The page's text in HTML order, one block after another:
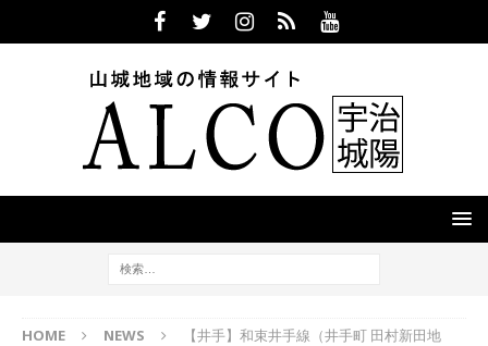
HOME NEWS
【井手】和束井手線（井手町 田村新田地